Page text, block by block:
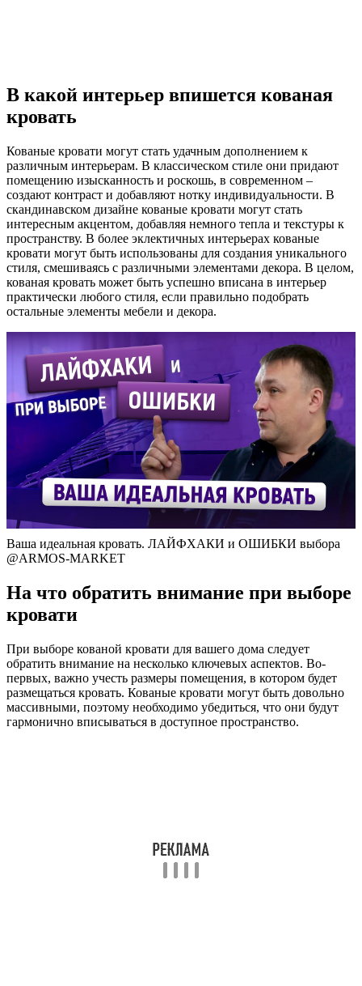
В какой интерьер впишется кованая
кровать
Кованые кровати могут стать удачным дополнением к
различным интерьерам. В классическом стиле они придают
помещению изысканность и роскошь, в современном –
создают контраст и добавляют нотку индивидуальности. В
скандинавском дизайне кованые кровати могут стать
интересным акцентом, добавляя немного тепла и текстуры к
пространству. В более эклектичных интерьерах кованые
кровати могут быть использованы для создания уникального
стиля, смешиваясь с различными элементами декора. В целом,
кованая кровать может быть успешно вписана в интерьер
практически любого стиля, если правильно подобрать
остальные элементы мебели и декора.
Ваша идеальная кровать. ЛАЙФХАКИ и ОШИБКИ выбора
@ARMOS-MARKET
На что обратить внимание при выборе
кровати
При выборе кованой кровати для вашего дома следует
обратить внимание на несколько ключевых аспектов. Во-
первых, важно учесть размеры помещения, в котором будет
размещаться кровать. Кованые кровати могут быть довольно
массивными, поэтому необходимо убедиться, что они будут
гармонично вписываться в доступное пространство.